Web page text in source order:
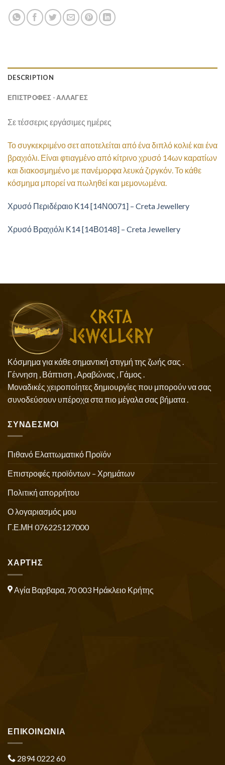
DESCRIPTION
ΕΠΙΣΤΡΟΦΕΣ - ΑΛΛΑΓΕΣ
Σε τέσσερις εργάσιμες ημέρες
Το συγκεκριμένο σετ αποτελείται από ένα διπλό κολιέ και ένα
βραχιόλι. Είναι φτιαγμένο από κίτρινο χρυσό 14ων καρατίων
και διακοσμημένο με πανέμορφα λευκά ζιργκόν. Το κάθε
κόσμημα μπορεί να πωληθεί και μεμονωμένα.
Χρυσό Περιδέραιο Κ14 [14Ν0071] – Creta Jewellery
Χρυσό Βραχιόλι Κ14 [14Β0148] – Creta Jewellery
Κόσμημα για κάθε σημαντική στιγμή της ζωής σας .
Γέννηση , Βάπτιση , Αραβώνας , Γάμος .
Μοναδικές χειροποίητες δημιουργίες που μπορούν να σας
συνοδεύσουν υπέροχα στα πιο μέγαλα σας βήματα .
ΣΥΝΔΕΣΜΟΙ
Πιθανό Ελαττωματικό Προϊόν
Επιστροφές προϊόντων – Χρημάτων
Πολιτική απορρήτου
Ο λογαριασμός μου
Γ.Ε.ΜΗ 076225127000
ΧΑΡΤΗΣ
Αγία Βαρβαρα, 70 003 Ηράκλειο Κρήτης
ΕΠΙΚΟΙΝΩΝΙΑ
2894 0222 60